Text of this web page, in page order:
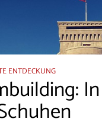
ENTDECKUNG
In